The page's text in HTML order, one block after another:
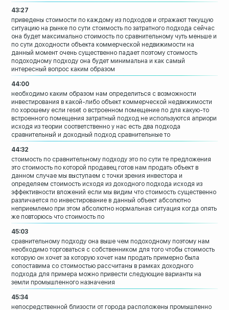
43:27
приведены стоимости по каждому из подходов и отражают текущую
ситуацию на рынке по сути стоимость по затратного подхода сейчас
она будет максимально стоимость по сравнительному чуть меньше и
по сути доходности объекта коммерческой недвижимости на
данный момент очень существенно падает поэтому стоимость
подоходному подходу она будет минимальна и как самый
интересный вопрос каким образом
44:00
необходимо каким образом нам определиться с возможности
инвестирования в какой-либо объект коммерческой недвижимости
по хорошему если reset о встроенном помещение по для какую-то
встроенного помещения затратный подход не используются априори
исходя из теории соответственно у нас есть два подхода
сравнительный и доходный подход сравнительные то
44:32
стоимость по сравнительному подходу это по сути те предложения
это стоимость по которой продавец готов нам продать объект в
данном случае мы выступаем с точки зрения инвестора и
определяем стоимость исходя из доходного подхода исходя из
эффективности вложений если мы видим что стоимость существенно
различается по инвестирование в данный объект абсолютно
неприемлемо при этом абсолютно нормальная ситуация когда опять
же повторюсь что стоимость по
45:03
сравнительному подходу она выше чем подоходному поэтому нам
необходимо торговаться с собственником для того чтобы стоимость
которую он хочет за которую хочет нам продать примерно была
сопоставима со стоимостью рассчитаны в рамках доходного
подхода для примера можно привести следующие варианты на
земли промышленного назначения
45:34
непосредственной близости от города расположены промышленно